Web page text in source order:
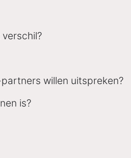
willen uitspreken?
is?